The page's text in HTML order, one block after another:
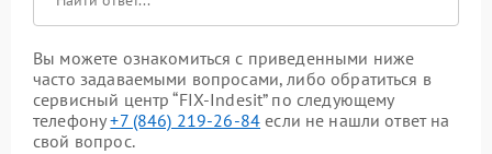
Вы можете ознакомиться с приведенными ниже
часто задаваемыми вопросами, либо обратиться в
сервисный центр “FIX-Indesit” по следующему
телефону+7 (846) 219-26-84 если не нашли ответ на
свой вопрос.